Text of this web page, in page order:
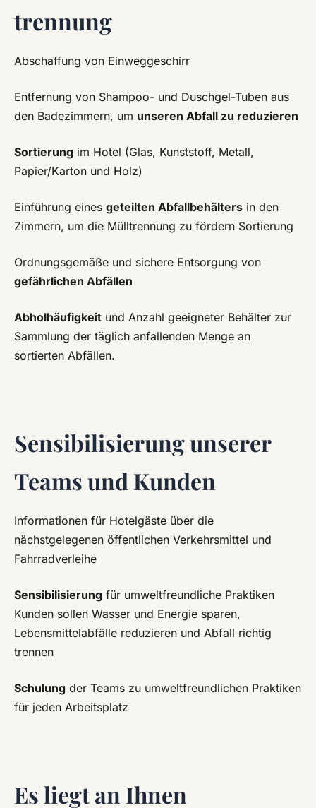
trennung
Abschaffung von Einweggeschirr
Entfernung von Shampoo- und Duschgel-Tuben aus
den Badezimmern, um unseren Abfall zu reduzieren
Sortierung im Hotel (Glas, Kunststoff, Metall,
Papier/Karton und Holz)
Einführung eines geteilten Abfallbehälters in den
Zimmern, um die Mülltrennung zu fördern Sortierung
Ordnungsgemäße und sichere Entsorgung von
gefährlichen Abfällen
Abholhäufigkeit und Anzahl geeigneter Behälter zur
Sammlung der täglich anfallenden Menge an
sortierten Abfällen.
Sensibilisierung unserer
Teams und Kunden
Informationen für Hotelgäste über die
nächstgelegenen öffentlichen Verkehrsmittel und
Fahrradverleihe
Sensibilisierung für umweltfreundliche Praktiken
Kunden sollen Wasser und Energie sparen,
Lebensmittelabfälle reduzieren und Abfall richtig
trennen
Schulung der Teams zu umweltfreundlichen Praktiken
für jeden Arbeitsplatz
Es liegt an Ihnen